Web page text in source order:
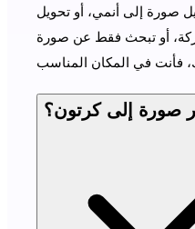
إلى أنمي، أو تحويل
أو تبحث فقط عن صورة
صورة إلى كرتون؟